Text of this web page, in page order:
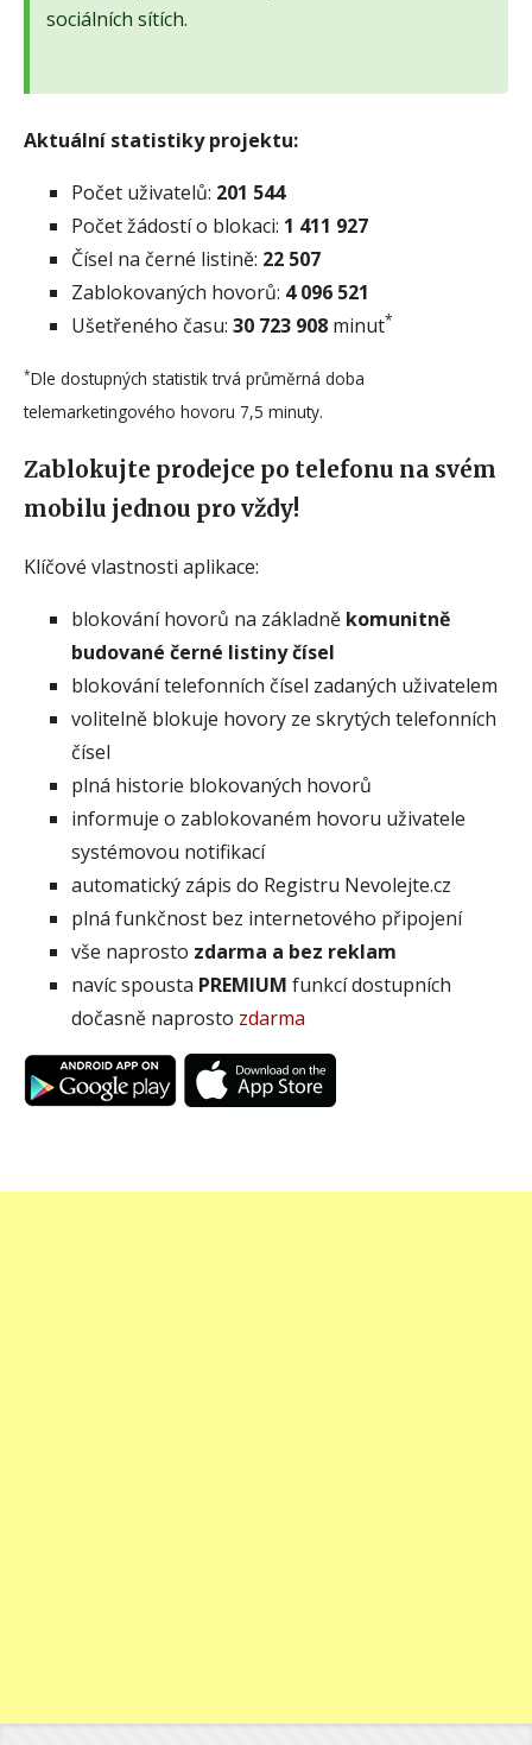
sociálních sítích.
Aktuální statistiky projektu:
Počet uživatelů: 201 544
Počet žádostí o blokaci: 1 411 927
Čísel na černé listině: 22 507
Zablokovaných hovorů: 4 096 521
Ušetřeného času: 30 723 908 minut*
*Dle dostupných statistik trvá průměrná doba
telemarketingového hovoru 7,5 minuty.
Zablokujte prodejce po telefonu na svém
mobilu jednou pro vždy!
Klíčové vlastnosti aplikace:
blokování hovorů na základně komunitně
budované černé listiny čísel
blokování telefonních čísel zadaných uživatelem
volitelně blokuje hovory ze skrytých telefonních
čísel
plná historie blokovaných hovorů
informuje o zablokovaném hovoru uživatele
systémovou notifikací
automatický zápis do Registru Nevolejte.cz
plná funkčnost bez internetového připojení
vše naprosto zdarma a bez reklam
navíc spousta PREMIUM funkcí dostupních
dočasně naprosto zdarma